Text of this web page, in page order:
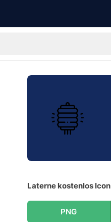
Laterne kostenlos Icon
PNG